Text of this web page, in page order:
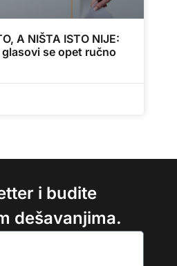
A NIŠTA ISTO NIJE:
se opet ručno
i budite
dešavanjima.